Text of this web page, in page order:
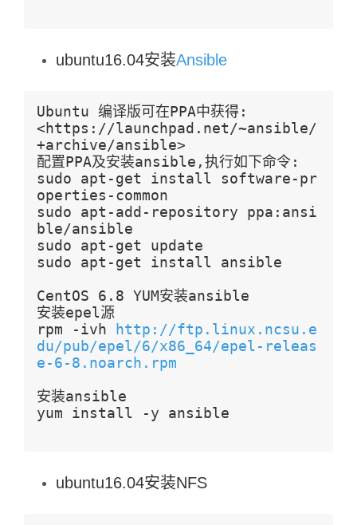
ubuntu16.04安装Ansible
Ubuntu 编译版可在PPA中获得:
<https://launchpad.net/~ansible/
+archive/ansible>
配置PPA及安装ansible,执行如下命令:
sudo apt-get install software-pr
operties-common
sudo apt-add-repository ppa:ansi
ble/ansible
sudo apt-get update
sudo apt-get install ansible
CentOS 6.8 YUM安装ansible
安装epel源
rpm -ivh
http://ftp.linux.ncsu.e
du/pub/epel/6/x86_64/epel-releas
e-6-8.noarch.rpm
安装ansible
yum install -y ansible
ubuntu16.04安装NFS